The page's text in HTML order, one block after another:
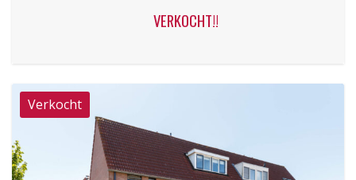
VERKOCHT!!